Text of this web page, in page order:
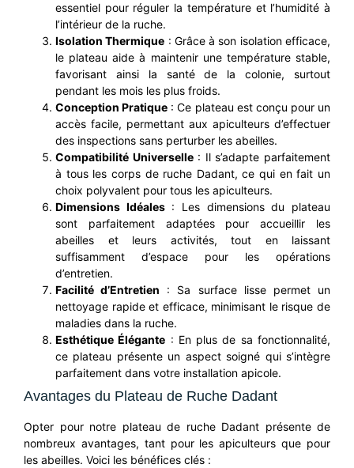
essentiel pour réguler la température et l’humidité à
l’intérieur de la ruche.
Isolation Thermique : Grâce à son isolation efficace,
le plateau aide à maintenir une température stable,
favorisant ainsi la santé de la colonie, surtout
pendant les mois les plus froids.
Conception Pratique : Ce plateau est conçu pour un
accès facile, permettant aux apiculteurs d’effectuer
des inspections sans perturber les abeilles.
Compatibilité Universelle: Il s’adapte parfaitement
à tous les corps de ruche Dadant, ce qui en fait un
choix polyvalent pour tous les apiculteurs.
Dimensions Idéales: Les dimensions du plateau
sont parfaitement adaptées pour accueillir les
abeilles et leurs activités, tout en laissant
suffisamment d’espace pour les opérations
d’entretien.
Facilité d’Entretien : Sa surface lisse permet un
nettoyage rapide et efficace, minimisant le risque de
maladies dans la ruche.
Esthétique Élégante : En plus de sa fonctionnalité,
ce plateau présente un aspect soigné qui s’intègre
parfaitement dans votre installation apicole.
Avantages du Plateau de Ruche Dadant
Opter pour notre plateau de ruche Dadant présente de
nombreux avantages, tant pour les apiculteurs que pour
les abeilles. Voici les bénéfices clés :